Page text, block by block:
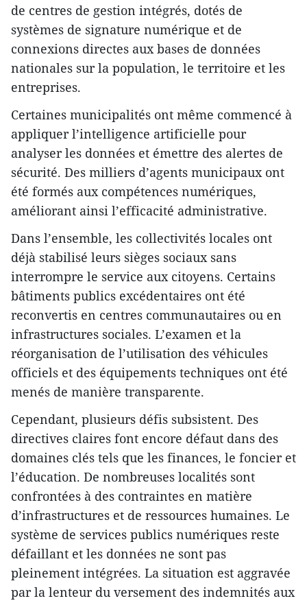
de centres de gestion intégrés, dotés de
systèmes de signature numérique et de
connexions directes aux bases de données
nationales sur la population, le territoire et les
entreprises.
Certaines municipalités ont même commencé à
appliquer l’intelligence artificielle pour
analyser les données et émettre des alertes de
sécurité. Des milliers d’agents municipaux ont
été formés aux compétences numériques,
améliorant ainsi l’efficacité administrative.
Dans l’ensemble, les collectivités locales ont
déjà stabilisé leurs sièges sociaux sans
interrompre le service aux citoyens. Certains
bâtiments publics excédentaires ont été
reconvertis en centres communautaires ou en
infrastructures sociales. L’examen et la
réorganisation de l’utilisation des véhicules
officiels et des équipements techniques ont été
menés de manière transparente.
Cependant, plusieurs défis subsistent. Des
directives claires font encore défaut dans des
domaines clés tels que les finances, le foncier et
l’éducation. De nombreuses localités sont
confrontées à des contraintes en matière
d’infrastructures et de ressources humaines. Le
système de services publics numériques reste
défaillant et les données ne sont pas
pleinement intégrées. La situation est aggravée
par la lenteur du versement des indemnités aux